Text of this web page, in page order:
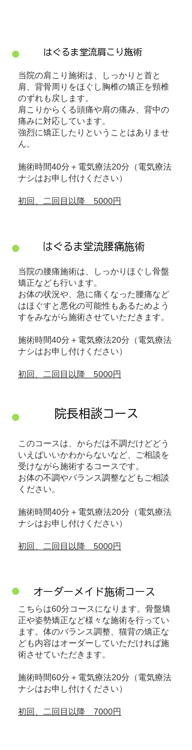
​はぐるま堂流肩こり施術
​当院の肩こり施術は、しっかりと首と
肩、背骨周りをほぐし胸椎の矯正を頸椎
のずれも戻します。
肩こりからくる頭痛や肩の痛み、背中の
痛みに対応しています。
強烈に矯正したりということはありませ
ん。
施術時間40分＋電気療法20分（電気療法
ナシはお申し付けください）
​初回、二回目以降 5000円
​はぐるま堂流腰痛施術
​当院の腰痛施術は、しっかりほぐし骨盤
矯正なども行います。
​お体の状況や、急に痛くなった腰痛など
はほぐすと悪化の可能性もあるためよう
すをみながら施術させていただきます。
施術時間40分＋電気療法20分（電気療法
ナシはお申し付けください）
​初回、二回目以降 5000円
このコースは、からだは不調だけどどう
いえばいいかわからないなど、ご相談を
受けながら施術するコースです。
​お体の不調やバランス調整などもご相談
ください。
施術時間40分＋電気療法20分（電気療法
ナシはお申し付けください）
​初回、二回目以降 5000円
​院長相談コース
​オーダーメイド施術コース
こちらは60分コースになります。骨盤矯
正や姿勢矯正など様々な施術を行ってい
ます。体のバランス調整、猫背の矯正な
ども内容はオーダーしていただければ施
術させていただきます。
施術時間60分＋電気療法20分（電気療法
ナシはお申し付けください）
​初回、二回目以降 7000円